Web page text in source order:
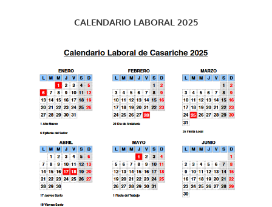
CALENDARIO LABORAL 2025